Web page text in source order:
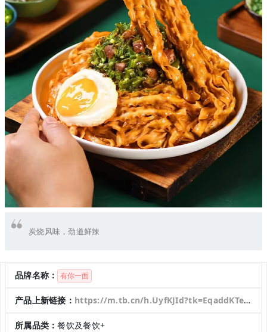
炭烧风味，劲道鲜辣
品牌名称： 有你一面
产品上新链接： https://m.tb.cn/h.UyfKJId?tk=EqaddKTee1l
所属品类：餐饮及餐饮+